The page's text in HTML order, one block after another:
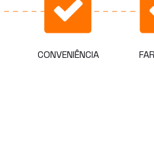
CONVENIÊNCIA